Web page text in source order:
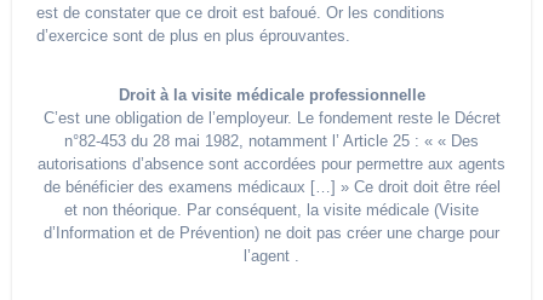
est de constater que ce droit est bafoué. Or les conditions
d’exercice sont de plus en plus éprouvantes.
Droit à la visite médicale professionnelle
C’est une obligation de l’employeur. Le fondement reste le Décret
n°82-453 du 28 mai 1982, notamment l’ Article 25 : « « Des
autorisations d’absence sont accordées pour permettre aux agents
de bénéficier des examens médicaux […] » Ce droit doit être réel
et non théorique. Par conséquent, la visite médicale (Visite
d’Information et de Prévention) ne doit pas créer une charge pour
l’agent .